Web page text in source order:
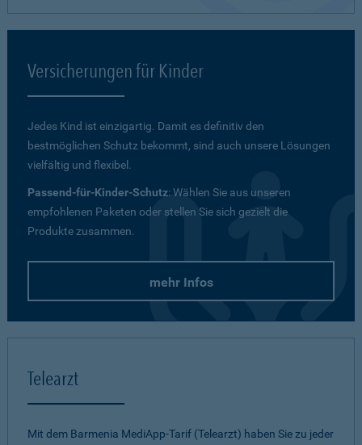
Versicherungen für Kinder
Jedes Kind ist einzigartig. Damit es definitiv den
bestmöglichen Schutz bekommt, sind auch unsere Lösungen
vielfältig und flexibel.
Passend-für-Kinder-Schutz: Wählen Sie aus unseren
empfohlenen Paketen oder stellen Sie sich gezielt die
Produkte zusammen.
mehr Infos
Telearzt
Mit dem Barmenia MediApp-Tarif (Telearzt) haben Sie zu jeder